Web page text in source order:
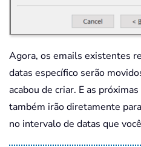
Agora, os emails existentes
datas específico serão
acabou de criar. E as
também irão diretamente
no intervalo de datas que